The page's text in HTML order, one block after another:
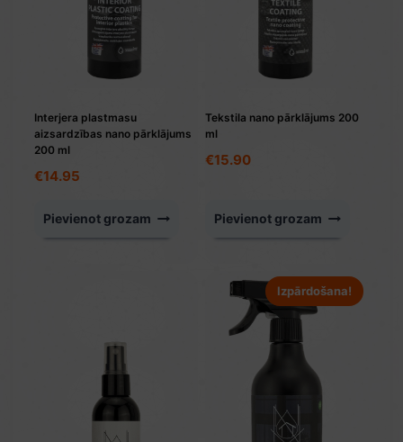
Interjera plastmasu
aizsardzības nano pārklājums
200 ml
€14.95
Pievienot grozam
Tekstila nano pārklājums 200
ml
€15.90
Pievienot grozam
Izpārdošana!